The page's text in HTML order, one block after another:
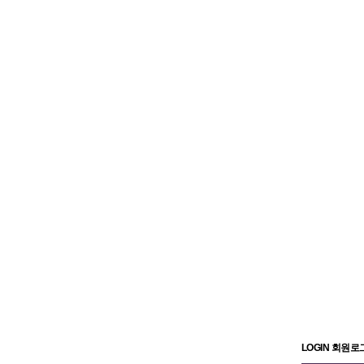
LOGIN 회원로